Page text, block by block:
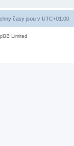
časy jsou v UTC+01:00
Limited